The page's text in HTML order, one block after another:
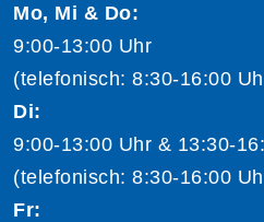
Mo, Mi & Do:
9:00-13:00 Uhr
(telefonisch: 8:30-16:00
Di:
9:00-13:00 Uhr & 13:30-
(telefonisch: 8:30-16:00
Fr: